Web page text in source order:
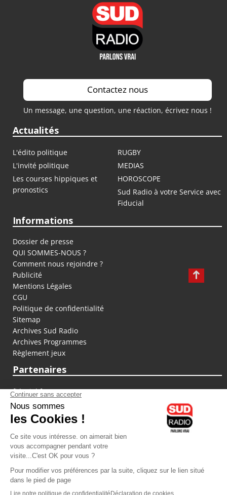
Contactez nous
Un message, une question, une réaction, écrivez nous !
Actualités
L'édito politique
RUGBY
L'invité politique
MEDIAS
Les courses hippiques et
pronostics
HOROSCOPE
Sud Radio à votre Service avec
Fiducial
Informations
Dossier de presse
QUI SOMMES-NOUS ?
Comment nous rejoindre ?
Publicité
Mentions Légales
CGU
Politique de confidentialité
Sitemap
Archives Sud Radio
Archives Programmes
Règlement jeux
Partenaires
fiducial.fr
lyoncapitale.fr
olympique-et-lyonnais.com
L'application Iphone / Android
Téléchargez l'application
Les cookies